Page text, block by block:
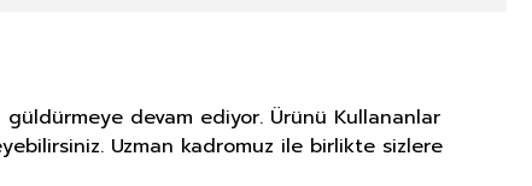
devam ediyor. Ürünü Kullananlar
Uzman kadromuz ile birlikte sizlere